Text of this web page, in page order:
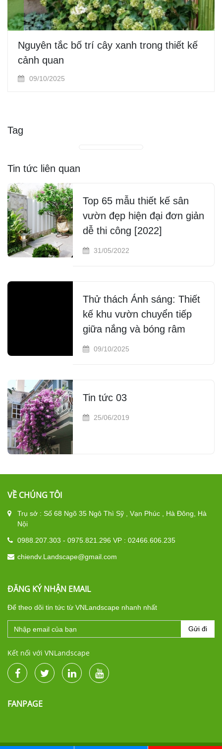
Nguyên tắc bố trí cây xanh trong thiết kế
cảnh quan
09/10/2025
Tag
Tin tức liên quan
Top 65 mẫu thiết kế sân
vườn đẹp hiện đại đơn giản
dễ thi công [2022]
31/05/2022
Thử thách Ánh sáng: Thiết
kế khu vườn chuyển tiếp
giữa nắng và bóng râm
09/10/2025
Tin tức 03
25/06/2019
VỀ CHÚNG TÔI
Trụ sở : Số 68 Ngõ 35 Ngô Thì Sỹ , Vạn Phúc , Hà Đông, Hà
Nội
0988.207.303 - 0975.821.296 VP : 02466.606.235
chiendv.Landscape@gmail.com
ĐĂNG KÝ NHẬN EMAIL
Để theo dõi tin tức từ VNLandscape nhanh nhất
Gửi đi
Kết nối với VNLandscape
FANPAGE